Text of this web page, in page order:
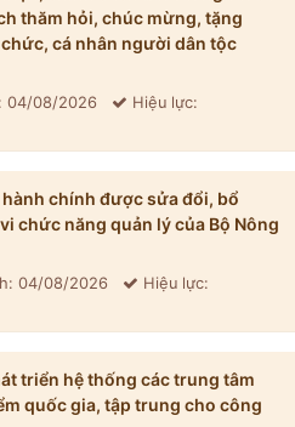
thăm hỏi, chúc mừng, tặng
cá nhân người dân tộc
04/08/2026 Hiệu lực:
chính được sửa đổi, bổ
chức năng quản lý của Bộ Nông
04/08/2026 Hiệu lực:
triển hệ thống các trung tâm
quốc gia, tập trung cho công